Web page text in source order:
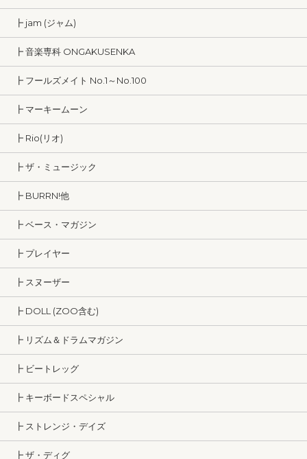
┣ jam (ジャム)
┣ 音楽専科 ONGAKUSENKA
┣ フールズメイト No.1～No.100
┣ マーキームーン
┣ Rio(リオ)
┣ ザ・ミュージック
┣ BURRN!他
┣ ベース・マガジン
┣ プレイヤー
┣ スヌーザー
┣ DOLL (ZOO含む)
┣ リズム＆ドラムマガジン
┣ ビートレッグ
┣ キーボードスペシャル
┣ ストレンジ・デイズ
┣ ザ・ディグ